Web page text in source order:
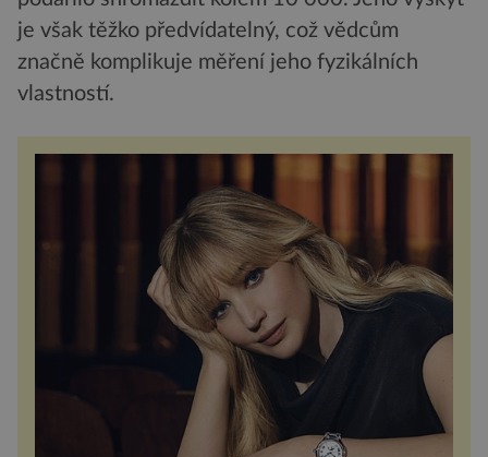
je však těžko předvídatelný, což vědcům
značně komplikuje měření jeho fyzikálních
vlastností.